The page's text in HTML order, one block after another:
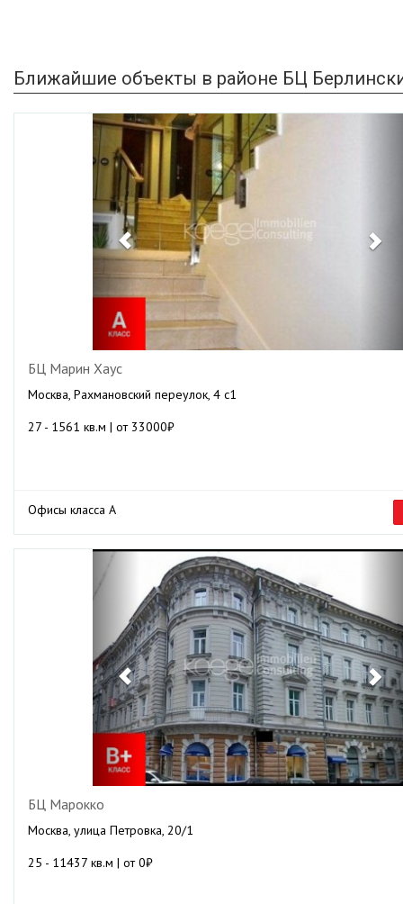
Ближайшие объекты в районе БЦ
Previous
БЦ Марин Хаус
Москва, Рахмановский переулок, 4 с1
27 - 1561 кв.м | от 33000₽
Офисы класса А
Previous
БЦ Марокко
Москва, улица Петровка, 20/1
25 - 11437 кв.м | от 0₽